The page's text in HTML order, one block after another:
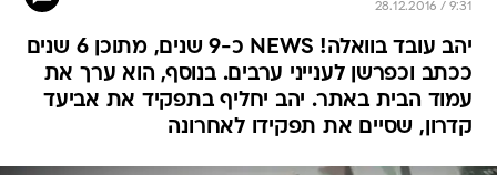
28.12.2016 / 9:31
יהב עובד בוואלה! NEWS כ-9 שנים, מתוכן 6 שנים
ככתב וכפרשן לענייני ערבים. בנוסף, הוא ערך את
עמוד הבית באתר. יהב יחליף בתפקיד את אביעד
קדרון, שסיים את תפקידו לאחרונה